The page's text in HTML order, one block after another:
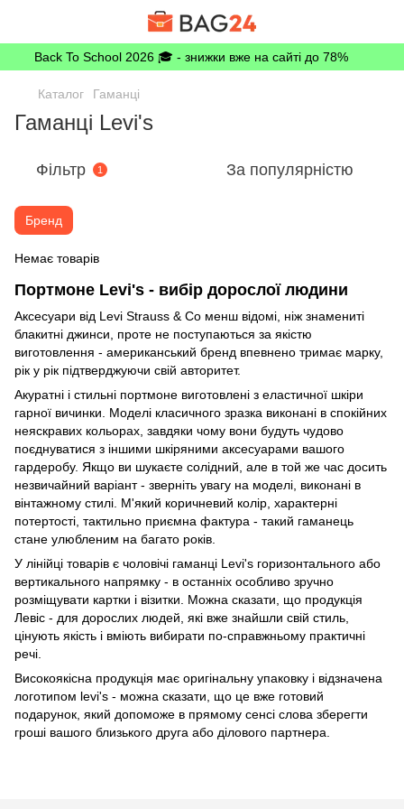
Back To School 2026 🎓 - знижки вже на сайті до 78%
Каталог Гаманці
Гаманці Levi's
Фільтр 1 За популярністю
Бренд
Немає товарів
Портмоне Levi's - вибір дорослої людини
Аксесуари від Levi Strauss & Co менш відомі, ніж знамениті
блакитні джинси, проте не поступаються за якістю
виготовлення - американський бренд впевнено тримає марку,
рік у рік підтверджуючи свій авторитет.
Акуратні і стильні портмоне виготовлені з еластичної шкіри
гарної вичинки. Моделі класичного зразка виконані в спокійних
неяскравих кольорах, завдяки чому вони будуть чудово
поєднуватися з іншими шкіряними аксесуарами вашого
гардеробу. Якщо ви шукаєте солідний, але в той же час досить
незвичайний варіант - зверніть увагу на моделі, виконані в
вінтажному стилі. М'який коричневий колір, характерні
потертості, тактильно приємна фактура - такий гаманець
стане улюбленим на багато років.
У лінійці товарів є чоловічі гаманці Levi's горизонтального або
вертикального напрямку - в останніх особливо зручно
розміщувати картки і візитки. Можна сказати, що продукція
Левіс - для дорослих людей, які вже знайшли свій стиль,
цінують якість і вміють вибирати по-справжньому практичні
речі.
Високоякісна продукція має оригінальну упаковку і відзначена
логотипом levi's - можна сказати, що це вже готовий
подарунок, який допоможе в прямому сенсі слова зберегти
гроші вашого близького друга або ділового партнера.